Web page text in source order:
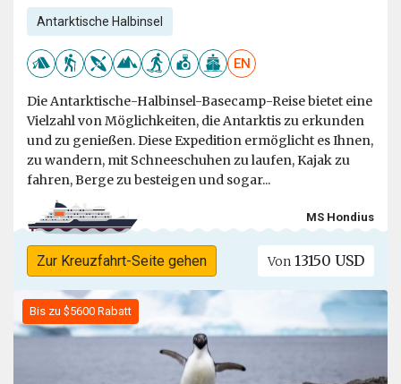
Antarktische Halbinsel
EN
Die Antarktische-Halbinsel-Basecamp-Reise bietet eine
Vielzahl von Möglichkeiten, die Antarktis zu erkunden
und zu genießen. Diese Expedition ermöglicht es Ihnen,
zu wandern, mit Schneeschuhen zu laufen, Kajak zu
fahren, Berge zu besteigen und sogar...
MS Hondius
Zur Kreuzfahrt-Seite gehen Von 13150 USD
Bis zu $5600 Rabatt